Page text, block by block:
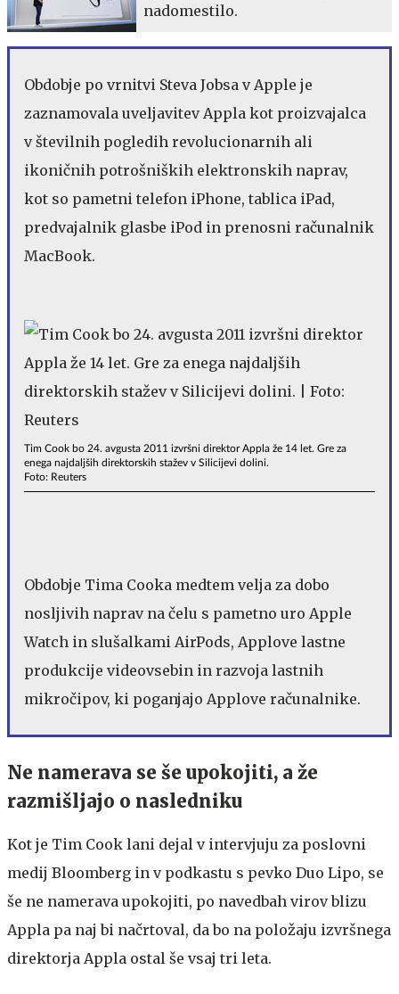
nadomestilo.
Obdobje po vrnitvi Steva Jobsa v Apple je
zaznamovala uveljavitev Appla kot proizvajalca
v številnih pogledih revolucionarnih ali
ikoničnih potrošniških elektronskih naprav,
kot so pametni telefon iPhone, tablica iPad,
predvajalnik glasbe iPod in prenosni računalnik
MacBook.
Tim Cook bo 24. avgusta 2011 izvršni direktor Appla že 14 let. Gre za
enega najdaljših direktorskih stažev v Silicijevi dolini.
Foto: Reuters
Obdobje Tima Cooka medtem velja za dobo
nosljivih naprav na čelu s pametno uro Apple
Watch in slušalkami AirPods, Applove lastne
produkcije videovsebin in razvoja lastnih
mikročipov, ki poganjajo Applove računalnike.
Ne namerava se še upokojiti, a že
razmišljajo o nasledniku
Kot je Tim Cook lani dejal v intervjuju za poslovni
medij Bloomberg in v podkastu s pevko Duo Lipo, se
še ne namerava upokojiti, po navedbah virov blizu
Appla pa naj bi načrtoval, da bo na položaju izvršnega
direktorja Appla ostal še vsaj tri leta.